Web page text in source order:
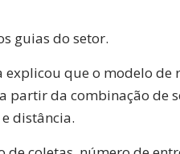
guias do setor.
que o modelo
da combinação de
distância.